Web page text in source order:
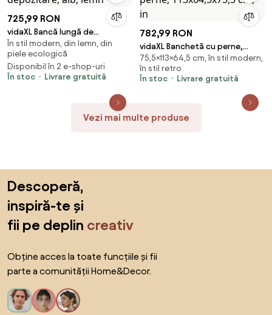
725,99 RON
vidaXL Bancă lungă de
depozitare, alb, lemn
În stil modern, din lemn, din
piele ecologică
Disponibil în 2 e-shop-uri
În stoc
Livrare gratuită
782,99 RON
vidaXL Banchetă cu perne,
113x64,5x75,5 cm, in
75,5×113×64,5 cm, în stil modern,
în stil retro
În stoc
Livrare gratuită
Vezi mai multe produse
Descoperă,
inspiră-te și
fii pe deplin creativ
Obține acces la toate funcțiile și fii
parte a comunității Home&Decor.